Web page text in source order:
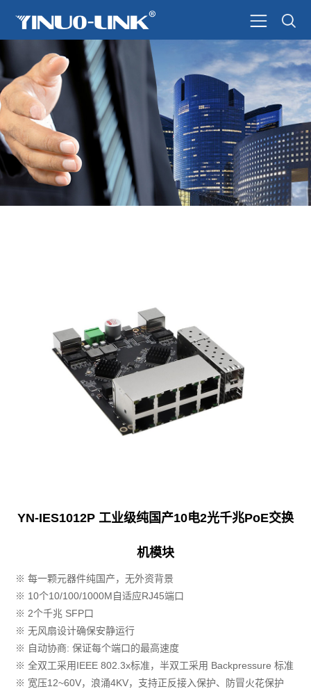
YN-IES1012P 工业级纯国产10电2光千兆PoE交换
机模块
※ 每一颗元器件纯国产，无外资背景
※ 10个10/100/1000M自适应RJ45端口
※ 2个千兆 SFP口
※ 无风扇设计确保安静运行
※ 自动协商: 保证每个端口的最高速度
※ 全双工采用IEEE 802.3x标准，半双工采用 Backpressure 标准
※ 宽压12~60V，浪涌4KV，支持正反接入保护、防冒火花保护